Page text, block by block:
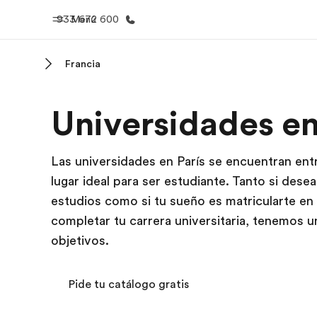
Menú
933 672 600
Bienvenido a EF Ver todo lo
Francia
Universidades
Las universidades en París se encuentran
lugar ideal para ser estudiante. Tanto si
estudios como si tu sueño es matricularte en
completar tu carrera universitaria, tenemos
objetivos.
Pide tu catálogo gratis